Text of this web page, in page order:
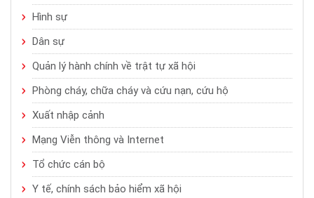
Hình sự
Dân sự
Quản lý hành chính về trật tự xã hội
Phòng cháy, chữa cháy và cứu nạn, cứu hộ
Xuất nhập cảnh
Mạng Viễn thông và Internet
Tổ chức cán bộ
Y tế, chính sách bảo hiểm xã hội